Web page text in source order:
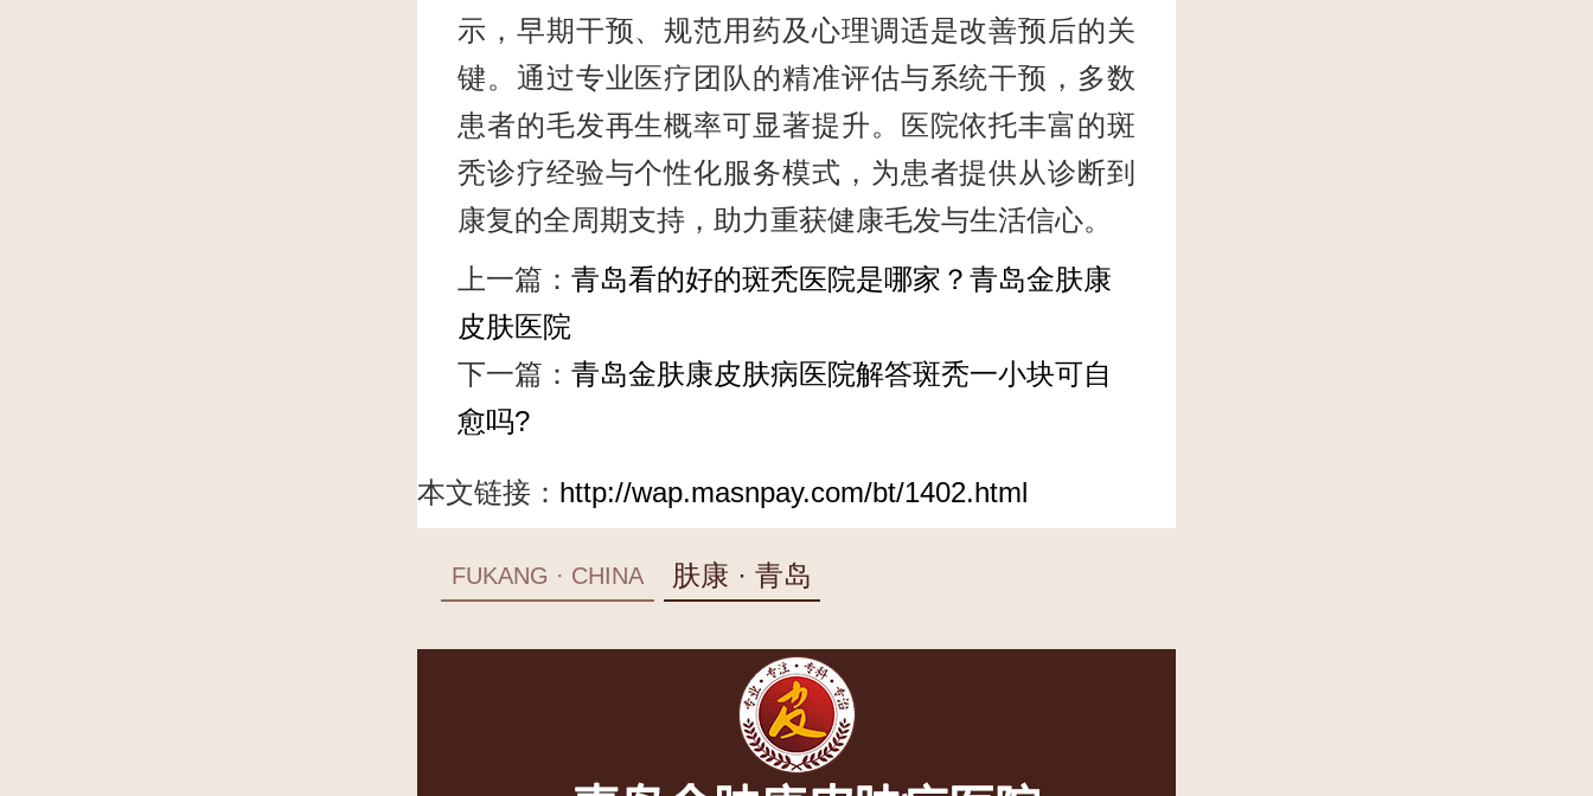
示，早期干预、规范用药及心理调适是改善预后的关
键。通过专业医疗团队的精准评估与系统干预，多数
患者的毛发再生概率可显著提升。医院依托丰富的斑
秃诊疗经验与个性化服务模式，为患者提供从诊断到
康复的全周期支持，助力重获健康毛发与生活信心。
上一篇： 青岛看的好的斑秃医院是哪家？青岛金肤康
皮肤医院
下一篇： 青岛金肤康皮肤病医院解答斑秃一小块可自
愈吗?
本文链接： http://wap.masnpay.com/bt/1402.html
FUKANG · CHINA 肤康 · 青岛